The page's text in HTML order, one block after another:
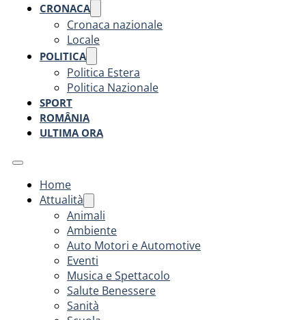
CRONACA
Cronaca nazionale
Locale
POLITICA
Politica Estera
Politica Nazionale
SPORT
ROMÂNIA
ULTIMA ORA
Home
Attualità
Animali
Ambiente
Auto Motori e Automotive
Eventi
Musica e Spettacolo
Salute Benessere
Sanità